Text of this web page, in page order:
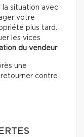
la situation avec
votre
plus tard.
les vices
du vendeur.
une
contre